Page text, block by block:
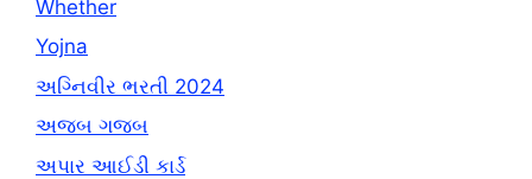
Whether
Yojna
અગ્નિવીર ભરતી 2024
અજબ ગજબ
અપાર આઈડી કાર્ડ